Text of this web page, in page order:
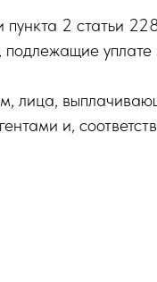
2 статьи
лица,
и,